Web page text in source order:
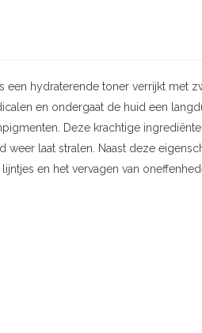
een hydraterende toner verrijkt met
en ondergaat de huid een
Deze krachtige
laat stralen. Naast deze
en het vervagen van